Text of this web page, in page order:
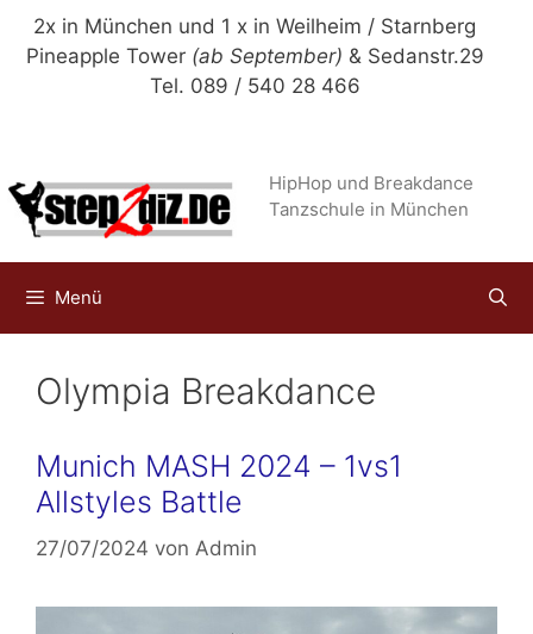
Zum
Inhalt
2x in München und 1 x in Weilheim / Starnberg
Pineapple Tower (ab September) & Sedanstr.29
Tel. 089 / 540 28 466
HipHop und Breakdance
Tanzschule in München
Menü
Olympia Breakdance
Munich MASH 2024 – 1vs1
Allstyles Battle
27/07/2024 von Admin